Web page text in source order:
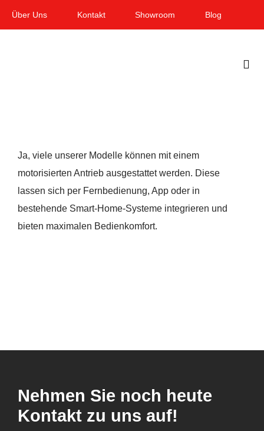
Zum
Über Uns Kontakt Showroom Blog
Balkon & Loggia
Dienstleistungen
Ja, viele unserer Modelle können mit einem
motorisierten Antrieb ausgestattet werden. Diese
lassen sich per Fernbedienung, App oder in
bestehende Smart-Home-Systeme integrieren und
bieten maximalen Bedienkomfort.
Nehmen Sie noch heute
Kontakt zu uns auf!